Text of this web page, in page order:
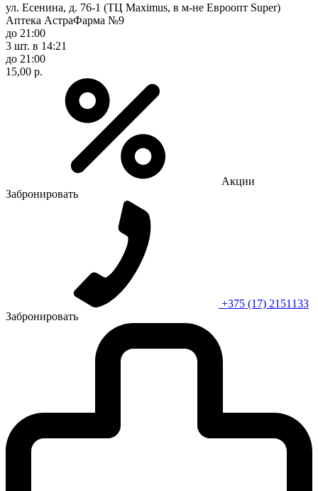
ул. Есенина, д. 76-1 (ТЦ Maximus, в м-не Евроопт Super)
Аптека АстраФарма №9
до 21:00
3 шт. в 14:21
до 21:00
15,00 р.
Акции
Забронировать
+375 (17) 2151133
Забронировать